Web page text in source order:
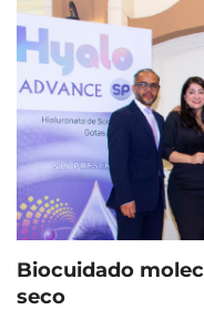
Biocuidado
seco